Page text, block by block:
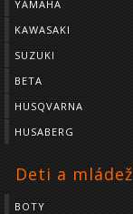
YAMAHA
KAWASAKI
SUZUKI
BETA
HUSQVARNA
HUSABERG
Deti a mládež
BOTY